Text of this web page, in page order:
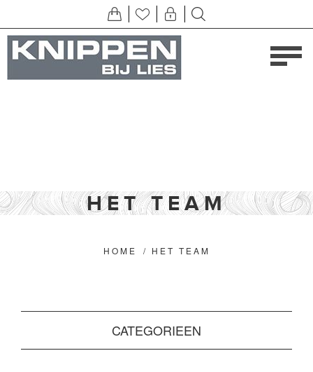
HET TEAM
HOME / HET TEAM
CATEGORIEEN